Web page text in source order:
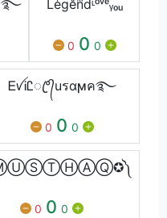
Leͥgeͣnͫdᶫᵒᵛᵉᵧₒᵤ
0 0 0
ᎬꪜᎥᏝꦿ°᭄uรαϻค࿐
0 0 0
0 0 0